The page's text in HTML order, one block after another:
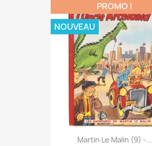
Martin Le Malin (9) -...
PROMO !
NOUVEAU